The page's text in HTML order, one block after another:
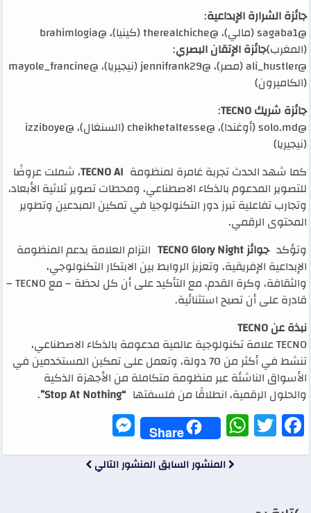
جائزة الشرارة الإبداعية:
@sagaba1 (مالي)، @therealchiche (كينيا)، @brahimlogia
(المغرب)جائزة الإتقان البصري:
@ali_hustler (مصر)، @jennifrank29 (نيجيريا)، @mayole_francine
(الكاميرون)
جائزة شريك TECNO
:
@solo.md (أوغندا)، @cheikhetaltesse (السنغال)، @izziboye
(نيجيريا)
كما شهد الحدث تجربة غامرة لمنظومة TECNO AI، شملت عروضًا
للتصوير المدعوم بالذكاء الاصطناعي، ومحطات تصوير ثلاثية الأبعاد،
وتجارب تفاعلية تبرز دور التكنولوجيا في تمكين المبدعين وتطوير
المحتوى الرقمي.
وتؤكدجوائز TECNO Glory Night
التزام العلامة بدعم المنظومة
الإبداعية الإفريقية، وتعزيز الروابط بين الابتكار التكنولوجي،
والثقافة، وكرة القدم، مع التأكيد على أن كل لحظة – مع TECNO –
قادرة على أن تصبح استثنائية.
نبذة عن TECNO
TECNO علامة تكنولوجية عالمية مدعومة بالذكاء الاصطناعي،
تنشط في أكثر من 70 دولة، وتعمل على تمكين المستخدمين في
الأسواق الناشئة عبر منظومة متكاملة من الأجهزة الذكية
والحلول الرقمية، انطلاقًا من فلسفتها“Stop At Nothing”
.
Facebook
Twitter
WhatsApp
Share
المنشور السابقالمنشور التالي